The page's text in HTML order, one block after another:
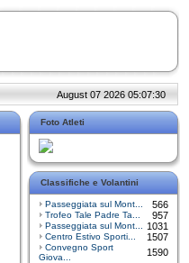
August 07 2026 05:07:30
Foto Atleti
Classifiche e Volantini
Passeggiata sul Mont... 566
Trofeo Tale Padre Ta... 957
Passeggiata sul Mont... 1031
Centro Estivo Sporti... 1507
Convegno Sport
Giova...
1590